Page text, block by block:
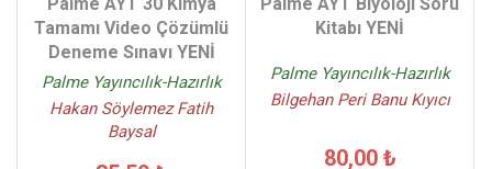
Tamamı Video Çözümlü
Deneme Sınavı YENİ
Palme Yayıncılık-Hazırlık
Hakan Söylemez Fatih
Baysal
Kitabı YENİ
Palme Yayıncılık-Hazırlık
Bilgehan Peri Banu Kıyıcı
80,00 ₺